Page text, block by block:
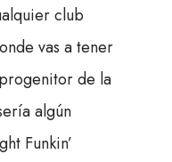
club
vas a tener
de la
algún
Funkin’